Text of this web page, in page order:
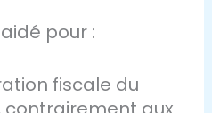
pour :
fiscale du